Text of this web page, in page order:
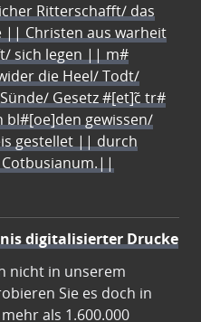
Ritterschafft/ das
|| Christen aus warheit
sich legen || m#
die Heel/ Todt/
Gesetz #[et]c̃ tr#
gewissen/
gestellet || durch
digitalisierter Drucke
nicht in unserem
Sie es doch in
als 1.600.000